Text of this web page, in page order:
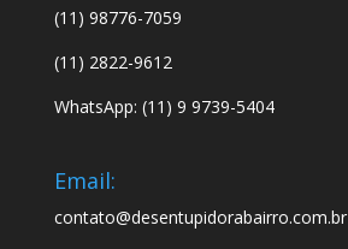
(11) 98776-7059
(11) 2822-9612
WhatsApp: (11) 9 9739-5404
Email:
contato@desentupidorabairro.com.br